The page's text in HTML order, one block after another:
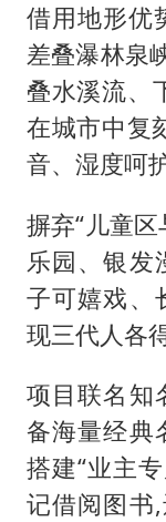
借用地形优
差叠瀑林泉
叠水溪流、
在城市中复
音、湿度呵
摒弃“儿童
乐园、银发
子可嬉戏、
现三代人各
项目联名知
备海量经典
搭建“业主
记借阅图书